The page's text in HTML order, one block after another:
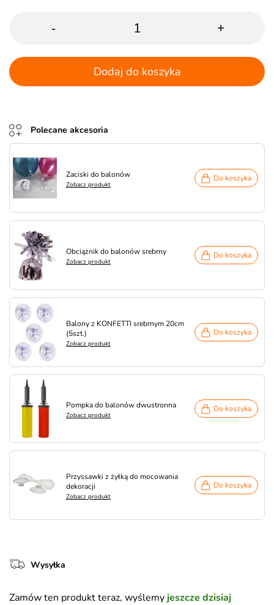
- +
Dodaj do koszyka
Polecane akcesoria
Zaciski do balonów
Zobacz produkt
Do koszyka
Obciążnik do balonów srebrny
Zobacz produkt
Do koszyka
Balony z KONFETTI srebrnym 20cm
(5szt.)
Zobacz produkt
Do koszyka
Pompka do balonów dwustronna
Zobacz produkt
Do koszyka
Przyssawki z żyłką do mocowania
dekoracji
Zobacz produkt
Do koszyka
Wysyłka
Zamów ten produkt teraz, wyślemy jeszcze dzisiaj